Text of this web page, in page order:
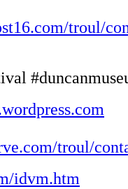
troul/
troul/
idvm.htm